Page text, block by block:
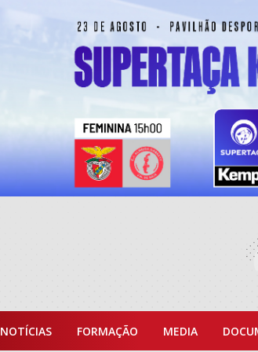
NOTÍCIAS FORMAÇÃO MEDIA